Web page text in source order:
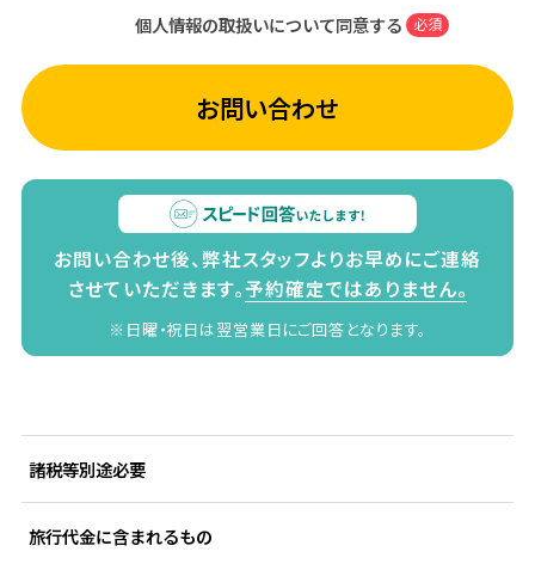
個人情報の取扱いについて同意する 必須
お問い合わせ
お問い合わせ後、弊社スタッフよりお早めにご連絡
させていただきます。予約確定ではありません。
※日曜・祝日は翌営業日にご回答となります。
諸税等別途必要
旅行代金に含まれるもの